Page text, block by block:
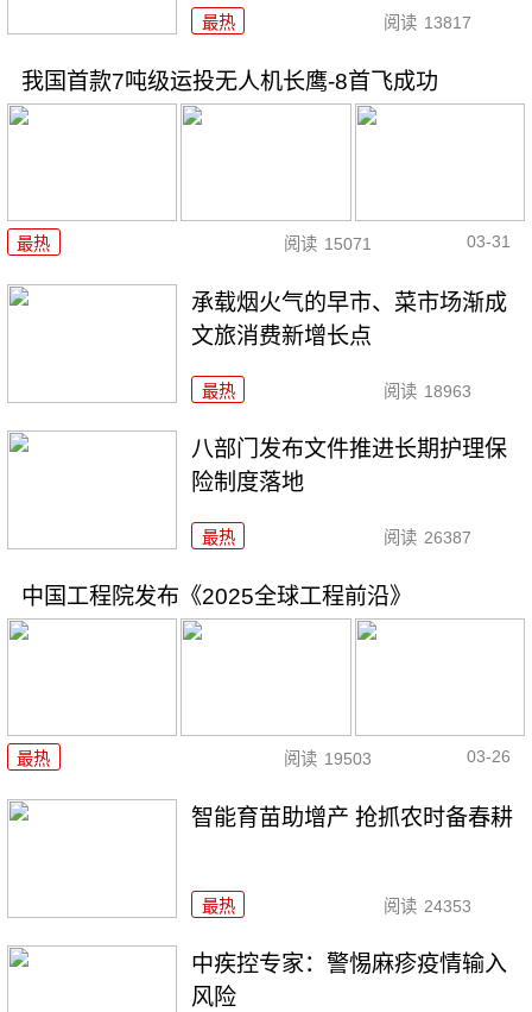
最热 阅读 13817
我国首款7吨级运投无人机长鹰-8首飞成功
最热 阅读 15071 03-31
承载烟火气的早市、菜市场渐成
文旅消费新增长点
最热 阅读 18963
八部门发布文件推进长期护理保
险制度落地
最热 阅读 26387
中国工程院发布《2025全球工程前沿》
最热 阅读 19503 03-26
智能育苗助增产 抢抓农时备春耕
最热 阅读 24353
中疾控专家：警惕麻疹疫情输入
风险